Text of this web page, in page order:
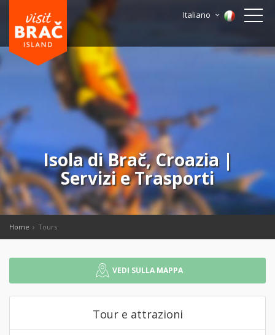
Italiano
Isola di Brač, Croazia |
Servizi e Trasporti
Home Tours
VEDI SULLA MAPPA
Tour e attrazioni